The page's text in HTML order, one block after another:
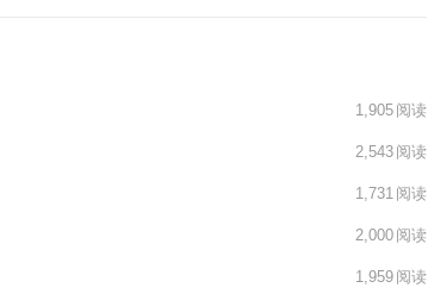
1,905 阅读
2,543 阅读
1,731 阅读
2,000 阅读
1,959 阅读